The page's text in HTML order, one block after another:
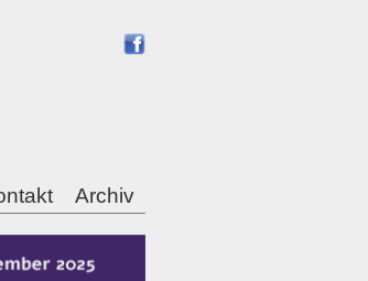
Archiv